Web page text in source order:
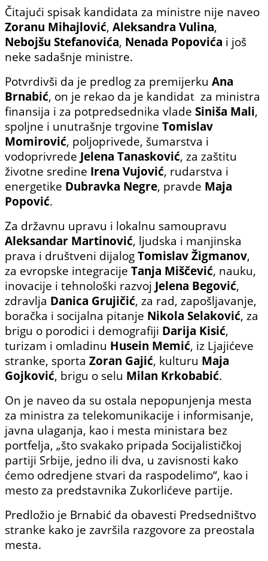
Čitajući spisak kandidata za ministre nije naveo
Zoranu Mihajlović, Aleksandra Vulina,
Nebojšu Stefanovića, Nenada Popovića i još
neke sadašnje ministre.
Potvrdivši da je predlog za premijerku Ana
Brnabić, on je rekao da je kandidat za ministra
finansija i za potpredsednika vlade Siniša Mali,
spoljne i unutrašnje trgovine Tomislav
Momirović, poljoprivede, šumarstva i
vodoprivrede Jelena Tanasković, za zaštitu
životne sredine Irena Vujović, rudarstva i
energetike Dubravka Negre, pravde Maja
Popović.
Za državnu upravu i lokalnu samoupravu
Aleksandar Martinović, ljudska i manjinska
prava i društveni dijalog Tomislav Žigmanov,
za evropske integracije Tanja Miščević, nauku,
inovacije i tehnološki razvoj Jelena Begović,
zdravlja Danica Grujičić, za rad, zapošljavanje,
boračka i socijalna pitanje Nikola Selaković, za
brigu o porodici i demografiji Darija Kisić,
turizam i omladinu Husein Memić, iz Ljajićeve
stranke, sporta Zoran Gajić, kulturu Maja
Gojković, brigu o selu Milan Krkobabić.
On je naveo da su ostala nepopunjenja mesta
za ministra za telekomunikacije i informisanje,
javna ulaganja, kao i mesta ministara bez
portfelja, „što svakako pripada Socijalističkoj
partiji Srbije, jedno ili dva, u zavisnosti kako
ćemo odredjene stvari da raspodelimo“, kao i
mesto za predstavnika Zukorlićeve partije.
Predložio je Brnabić da obavesti Predsedništvo
stranke kako je završila razgovore za preostala
mesta.